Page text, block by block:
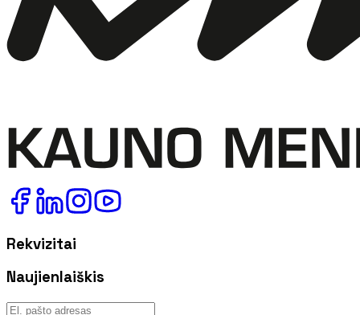
Rekvizitai
Naujienlaiškis